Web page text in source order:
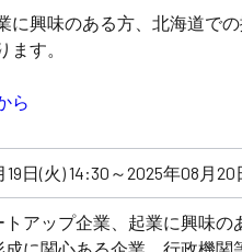
に興味のある方、北海道で
す。
ら
日(火) 14:30 ～2025年08月20
トアップ企業、起業に興味